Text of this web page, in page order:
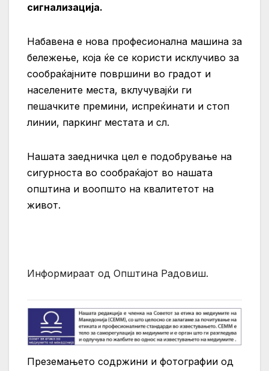
сигнализација.
Набавена е нова професионална машина за
бележење, која ќе се користи исклучиво за
сообраќајните површини во градот и
населените места, вклучувајќи ги
пешачките премини, испреќинати и стоп
линии, паркинг местата и сл.
Нашата заедничка цел е подобрување на
сигурноста во сообраќајот во нашата
општина и воопшто на квалитетот на
живот.
Информираат од Општина Радовиш.
Преземањето содржини и фотографии од